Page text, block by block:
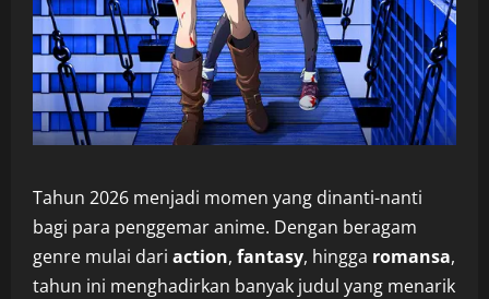
Tahun 2026 menjadi momen yang dinanti-nanti
bagi para penggemar anime. Dengan beragam
genre mulai dari action, fantasy, hingga romansa,
tahun ini menghadirkan banyak judul yang menarik